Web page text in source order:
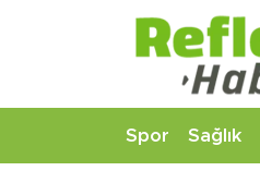
Spor Sağlık
Estetik
Nöbetçi Eczaneler
Hava Durumu